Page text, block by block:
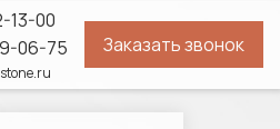
13-00
06-75
Заказать звонок